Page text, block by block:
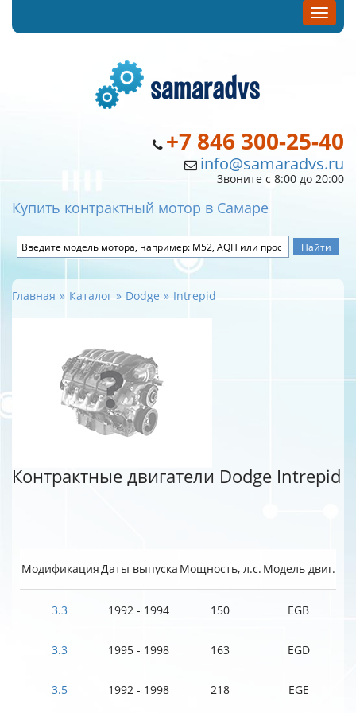
+7 846 300-25-40
info@samaradvs.ru
Звоните с 8:00 до 20:00
Купить контрактный мотор в Самаре
Главная Каталог Dodge Intrepid
Контрактные двигатели Dodge Intrepid
МодификацияДаты выпуска Мощность, л.с. Модель двиг.
3.3 1992 - 1994 150 EGB
3.3 1995 - 1998 163 EGD
3.5 1992 - 1998 218 EGE